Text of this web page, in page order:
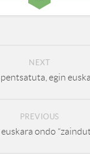
NEXT
egin
PREVIOUS
ondo